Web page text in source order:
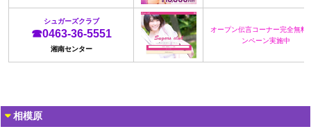
シュガーズクラブ
☎0463-36-5551
湘南センター
オープン伝言コーナー完全無料
ンペーン実施中
相模原